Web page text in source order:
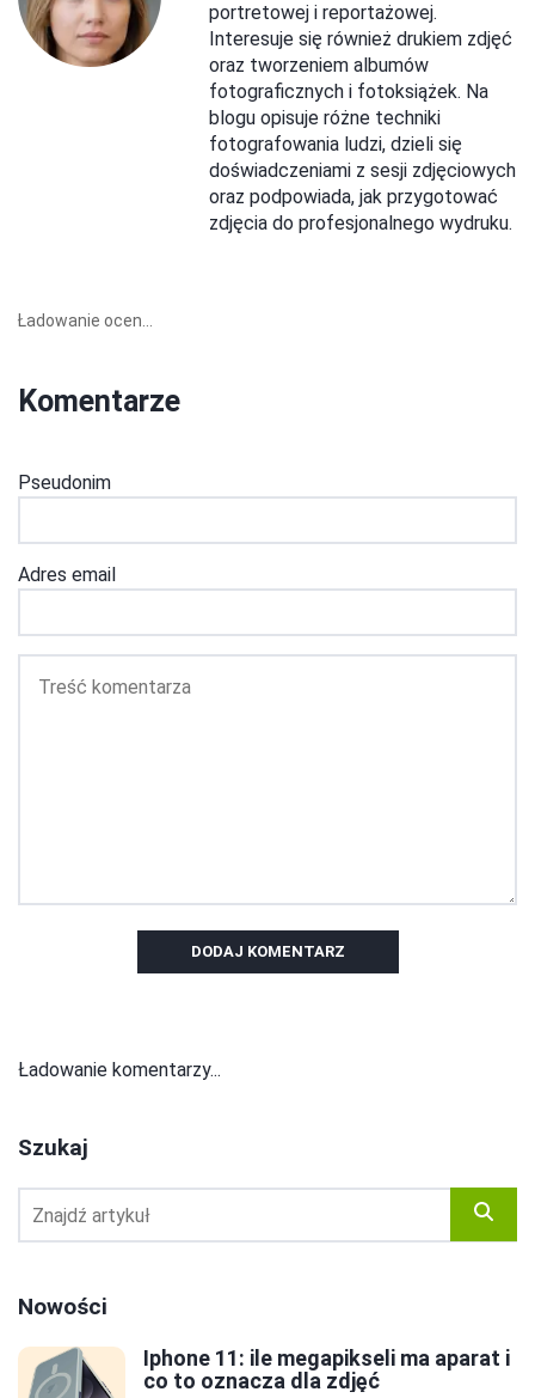
portretowej i reportażowej.
Interesuje się również drukiem zdjęć
oraz tworzeniem albumów
fotograficznych i fotoksiążek. Na
blogu opisuje różne techniki
fotografowania ludzi, dzieli się
doświadczeniami z sesji zdjęciowych
oraz podpowiada, jak przygotować
zdjęcia do profesjonalnego wydruku.
Ładowanie ocen...
Komentarze
Pseudonim
Adres email
DODAJ KOMENTARZ
Ładowanie komentarzy...
Szukaj
Nowości
Iphone 11: ile megapikseli ma aparat i
co to oznacza dla zdjęć